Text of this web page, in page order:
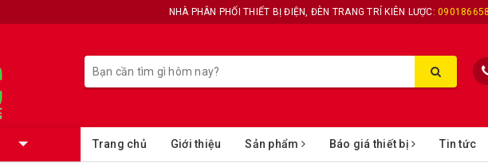
NHÀ PHÂN PHỐI THIẾT BỊ ĐIỆN, ĐÈN TRANG TRÍ KIÊN LƯỢC:
Trang chủ Giới thiệu Sản phẩm Báo giá thiết bị Tin tức